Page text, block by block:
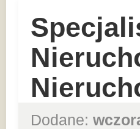
Dodane: